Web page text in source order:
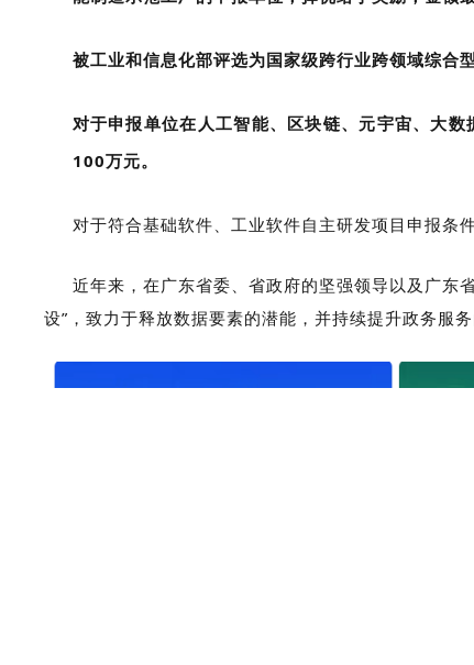
被工业和信息化部评选为国家级跨行业跨领域综合
对于申报单位在人工智能、区块链、元宇宙、大
100万元。
对于符合基础软件、工业软件自主研发项目申报条
近年来，在广东省委、省政府的坚强领导以及广东
设”，致力于释放数据要素的潜能，并持续提升政务服务